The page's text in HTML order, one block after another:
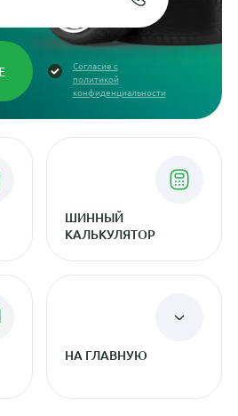
Согласие с
политикой
конфиденциальности
ШИННЫЙ
КАЛЬКУЛЯТОР
НА ГЛАВНУЮ